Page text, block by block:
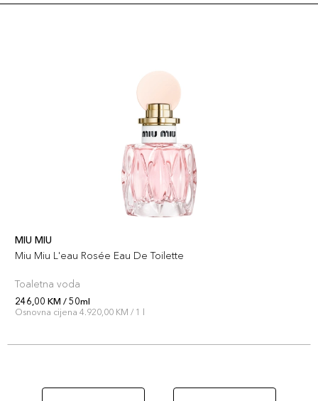
MIU MIU
Miu Miu L'eau Rosée Eau De Toilette
Toaletna voda
246,00 KM / 50ml
Osnovna cijena 4.920,00 KM / 1 l